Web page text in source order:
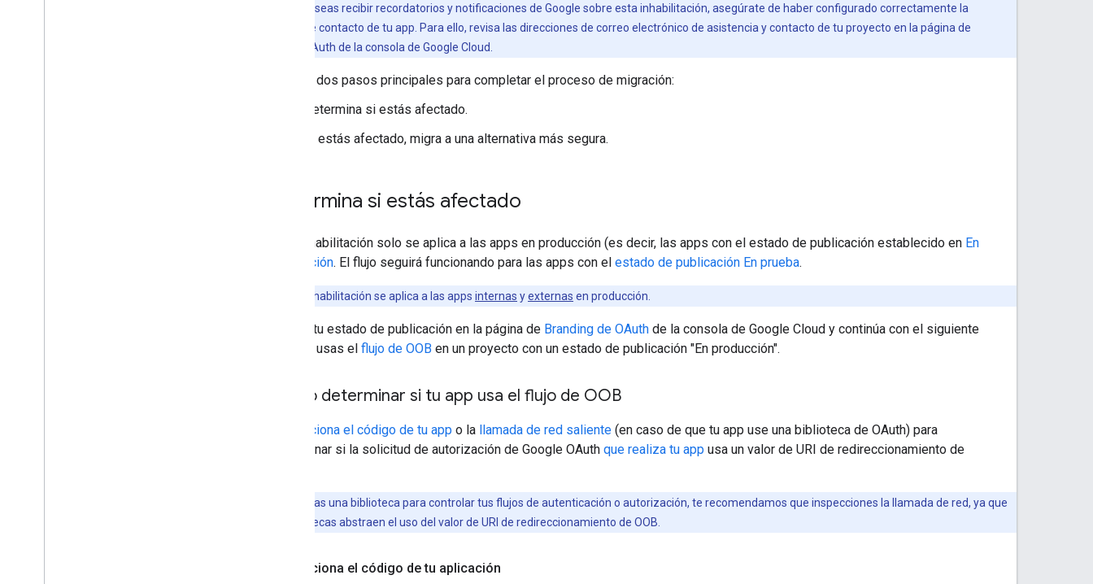
Si deseas recibir recordatorios y notificaciones de Google sobre esta inhabilitación, asegúrate de haber configurado correctamente la
información de contacto de tu app. Para ello, revisa las direcciones de correo electrónico de asistencia y contacto de tu proyecto en la página de
de OAuth de la consola de Google Cloud.
Existen dos pasos principales para completar el proceso de migración:
Determina si estás afectado.
Si estás afectado, migra a una alternativa más segura.
Determina si estás afectado
Esta inhabilitación solo se aplica a las apps en producción (es decir, las apps con el estado de publicación establecido en En
producción. El flujo seguirá funcionando para las apps con el estado de publicación En prueba.
La inhabilitación se aplica a las apps internas yexternas en producción.
Revisa tu estado de publicación en la página de Branding de OAuth de la consola de Google Cloud y continúa con el siguiente
paso si usas el flujo de OOB en un proyecto con un estado de publicación "En producción".
Cómo determinar si tu app usa el flujo de OOB
Inspecciona el código de tu app o la llamada de red saliente (en caso de que tu app use una biblioteca de OAuth) para
determinar si la solicitud de autorización de Google OAuth que realiza tu app usa un valor de URI de redireccionamiento de
Si usas una biblioteca para controlar tus flujos de autenticación o autorización, te recomendamos que inspecciones la llamada de red, ya que
algunas bibliotecas abstraen el uso del valor de URI de redireccionamiento de OOB.
Inspecciona el código de tu aplicación